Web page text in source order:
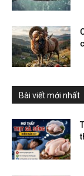
Bài viết mới nhất